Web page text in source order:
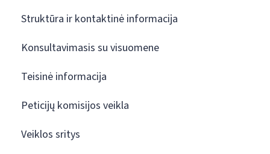
Struktūra ir kontaktinė informacija
Konsultavimasis su visuomene
Teisinė informacija
Peticijų komisijos veikla
Veiklos sritys